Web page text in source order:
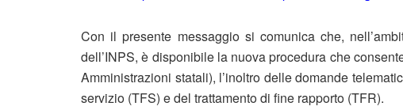
Con il presente messaggio si comunica che,
dell’INPS, è disponibile la nuova procedura che
Amministrazioni statali), l’inoltro delle domande
servizio (TFS) e del trattamento di fine rapporto (TFR).